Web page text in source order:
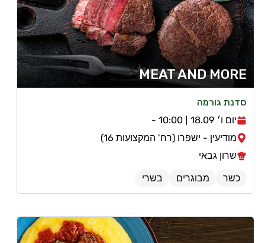
MEAT AND MORE
סדנת גורמה
יום ו׳ 18.09
10:00 -
מודיעין - ישפרו (רח' המקצועות 16)
שרון גבאי
כשר
מבוגרים בשרי